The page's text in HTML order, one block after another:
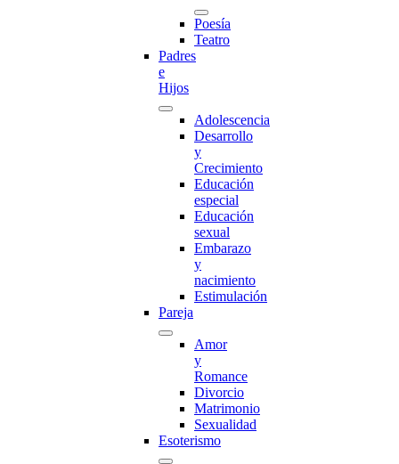
Poesía
Teatro
Padres
e
Hijos
Adolescencia
Desarrollo
y
Crecimiento
Educación
especial
Educación
sexual
Embarazo
y
nacimiento
Estimulación
Pareja
Amor
y
Romance
Divorcio
Matrimonio
Sexualidad
Esoterismo